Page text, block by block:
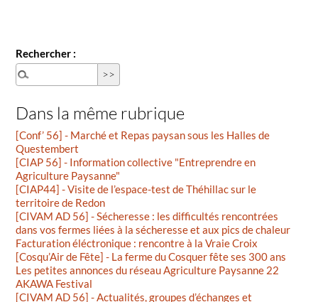
Rechercher :
Dans la même rubrique
[Conf’ 56] - Marché et Repas paysan sous les Halles de
Questembert
[CIAP 56] - Information collective "Entreprendre en
Agriculture Paysanne"
[CIAP44] - Visite de l’espace-test de Théhillac sur le
territoire de Redon
[CIVAM AD 56] - Sécheresse : les difficultés rencontrées
dans vos fermes liées à la sécheresse et aux pics de chaleur
Facturation éléctronique : rencontre à la Vraie Croix
[Cosqu’Air de Fête] - La ferme du Cosquer fête ses 300 ans
Les petites annonces du réseau Agriculture Paysanne 22
AKAWA Festival
[CIVAM AD 56] - Actualités, groupes d’échanges et